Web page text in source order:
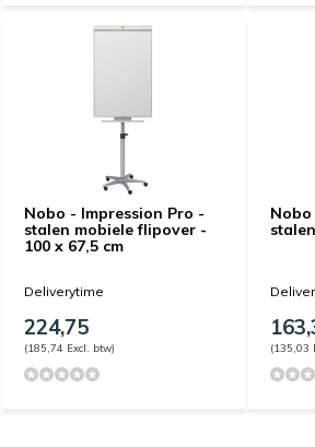
Nobo - Impression Pro -
stalen mobiele flipover -
100 x 67,5 cm
Deliverytime
224,75
(185,74 Excl. btw) (135,03